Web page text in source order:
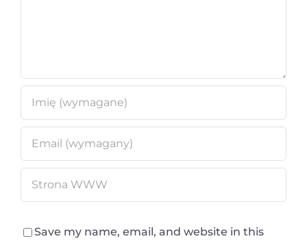
Save my name, email, and website in this